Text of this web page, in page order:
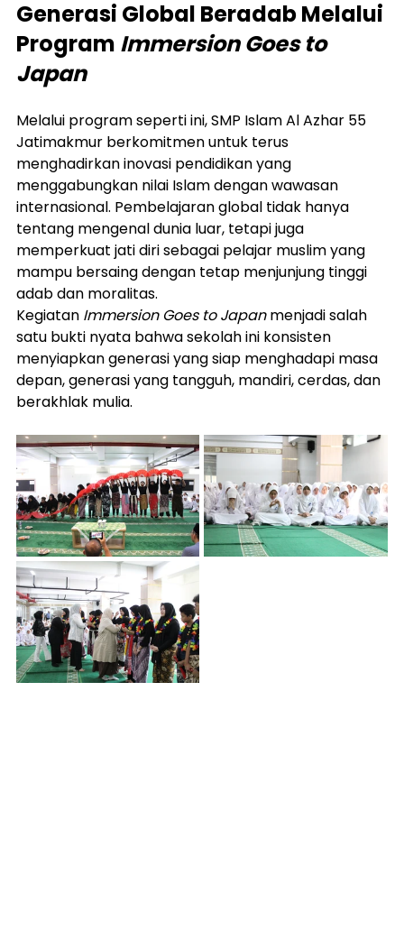
Generasi Global Beradab Melalui
Program Immersion Goes to
Japan
Melalui program seperti ini, SMP Islam Al Azhar 55
Jatimakmur berkomitmen untuk terus
menghadirkan inovasi pendidikan yang
menggabungkan nilai Islam dengan wawasan
internasional. Pembelajaran global tidak hanya
tentang mengenal dunia luar, tetapi juga
memperkuat jati diri sebagai pelajar muslim yang
mampu bersaing dengan tetap menjunjung tinggi
adab dan moralitas.
Kegiatan Immersion Goes to Japan menjadi salah
satu bukti nyata bahwa sekolah ini konsisten
menyiapkan generasi yang siap menghadapi masa
depan, generasi yang tangguh, mandiri, cerdas, dan
berakhlak mulia.